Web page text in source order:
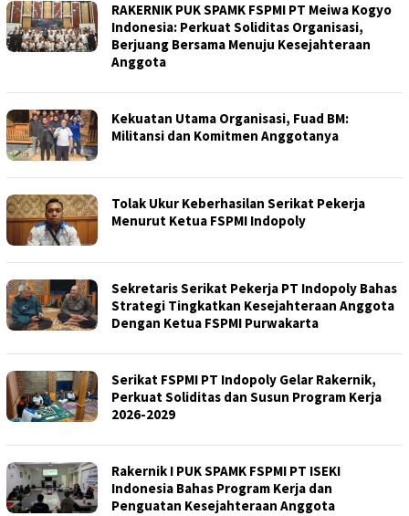
RAKERNIK PUK SPAMK FSPMI PT Meiwa Kogyo
Indonesia: Perkuat Soliditas Organisasi,
Berjuang Bersama Menuju Kesejahteraan
Anggota
Kekuatan Utama Organisasi, Fuad BM:
Militansi dan Komitmen Anggotanya
Tolak Ukur Keberhasilan Serikat Pekerja
Menurut Ketua FSPMI Indopoly
Sekretaris Serikat Pekerja PT Indopoly Bahas
Strategi Tingkatkan Kesejahteraan Anggota
Dengan Ketua FSPMI Purwakarta
Serikat FSPMI PT Indopoly Gelar Rakernik,
Perkuat Soliditas dan Susun Program Kerja
2026-2029
Rakernik I PUK SPAMK FSPMI PT ISEKI
Indonesia Bahas Program Kerja dan
Penguatan Kesejahteraan Anggota